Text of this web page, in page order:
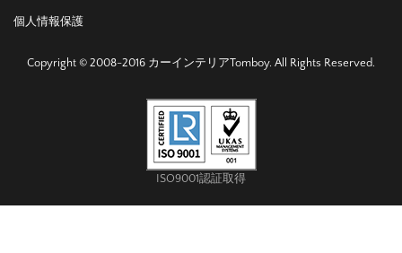
個人情報保護
Copyright © 2008-2016 カーインテリアTomboy. All Rights Reserved.
ISO9001認証取得